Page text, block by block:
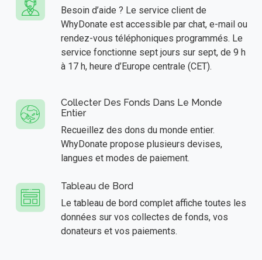
Besoin d’aide ? Le service client de
WhyDonate est accessible par chat, e-mail ou
rendez-vous téléphoniques programmés. Le
service fonctionne sept jours sur sept, de 9 h
à 17 h, heure d’Europe centrale (CET).
Collecter Des Fonds Dans Le Monde
Entier
Recueillez des dons du monde entier.
WhyDonate propose plusieurs devises,
langues et modes de paiement.
Tableau de Bord
Le tableau de bord complet affiche toutes les
données sur vos collectes de fonds, vos
donateurs et vos paiements.